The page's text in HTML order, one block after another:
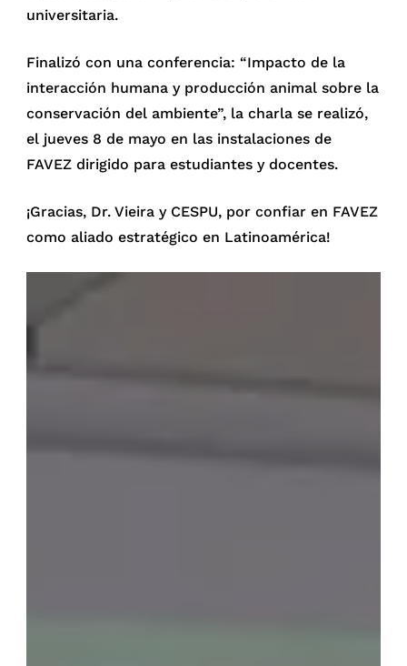
universitaria.
Finalizó con una conferencia: “Impacto de la
interacción humana y producción animal sobre la
conservación del ambiente”, la charla se realizó,
el jueves 8 de mayo en las instalaciones de
FAVEZ dirigido para estudiantes y docentes.
¡Gracias, Dr. Vieira y CESPU, por confiar en FAVEZ
como aliado estratégico en Latinoamérica!